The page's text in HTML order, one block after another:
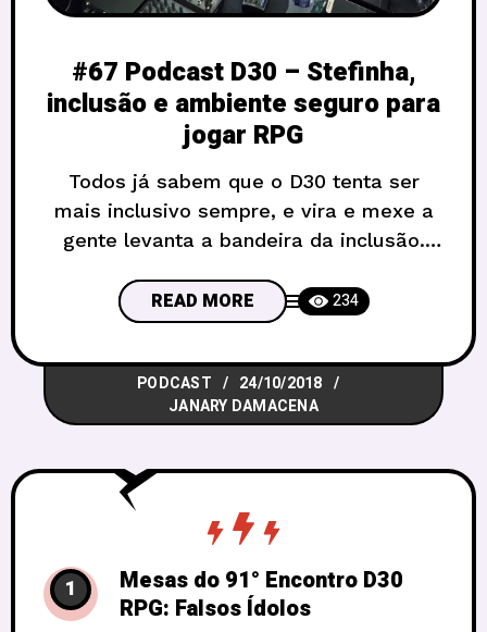
#67 Podcast D30 – Stefinha,
inclusão e ambiente seguro para
jogar RPG
Todos já sabem que o D30 tenta ser
mais inclusivo sempre, e vira e mexe a
gente levanta a bandeira da inclusão.
ninguém não, é nossa obrigação,
enquanto organizadores do RPG
candango. Pois bem, acreditamos ainda
mais em dar voz às pessoas para que
elas falem
READ MORE 234
PODCAST
24/10/2018
JANARY DAMACENA
1
Mesas do 91° Encontro D30
RPG: Falsos Ídolos